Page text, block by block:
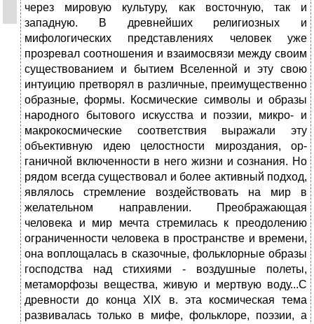
через мировую культуру, как восточную, так и
западную. В древнейших религиозных и
мифологических представлениях человек уже
прозревал соотношения и взаимо­связи между своим
существованием и бытием Вселенной и эту свою
интуицию претворял в различные, преимущественно
образные, формы. Космические симво­лы и образы
народного бытового искусства и поэзии, микро- и
макрокосмиче­ские соответствия выражали эту
объективную идею целостности мироздания, ор­
ганичной включенности в него жизни и сознания. Но
рядом всегда существовал и более активный подход,
являлось стремление воздействовать на мир в
желатель­ном направлении. Преображающая
человека и мир мечта стремилась к преодо­лению
ограниченности человека в пространстве и времени,
она воплощалась в сказочные, фольклорные образы
господства над стихиями - воздушные полеты,
метаморфозы вещества, живую и мертвую воду...С
древности до конца XIX в. эта космическая тема
развивалась только в мифе, фольклоре, поэзии, а